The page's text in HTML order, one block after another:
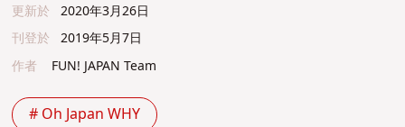
更新於
2020年3月26日
刊登於
2019年5月7日
作者
FUN! JAPAN Team
# Oh Japan WHY